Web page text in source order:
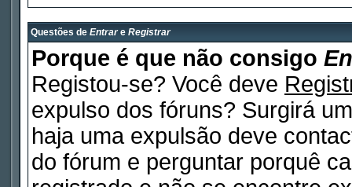
Questões de Entrare Registrar
Porque é que não consigo
Registou-se? Você deve
expulso dos fóruns? Surgirá
haja uma expulsão deve
do fórum e perguntar porquê